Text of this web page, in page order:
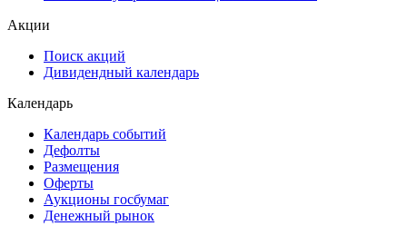
ESG
Самые популярные облигации на Cbonds.ru
Дивидендный календарь
Календарь
Календарь событий
Дефолты